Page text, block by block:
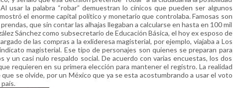
la palabra “robar” demuestran lo cínicos que pueden ser algunos
el enorme capital político y monetario que controlaba. Famosas son
que sin contar las alhajas llegaban a calcularse en hasta en 100 mil
Sánchez como subsecretario de Educación Básica, el hoy ex esposo de
de las compras a la exlideresa magisterial, por ejemplo, viajaba a Los
magisterial. Ese tipo de personajes son quienes se preparan para
un casi nulo respaldo social. De acuerdo con varias encuestas, los dos
requieren en su primera elección para mantener el registro. La realidad
se olvide, por un México que ya se esta acostumbrando a usar el voto